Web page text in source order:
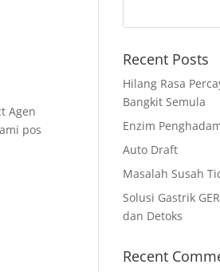
Agen
pos
Recent Posts
Hilang Rasa
Bangkit Semula
Enzim
Auto Draft
Masalah Susah
Solusi Gastrik
dan Detoks
Recent